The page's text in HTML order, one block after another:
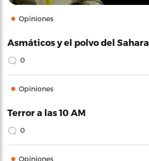
Opiniones
Asmáticos y el polvo del Sahara
0
Opiniones
Terror a las 10 AM
0
Opiniones